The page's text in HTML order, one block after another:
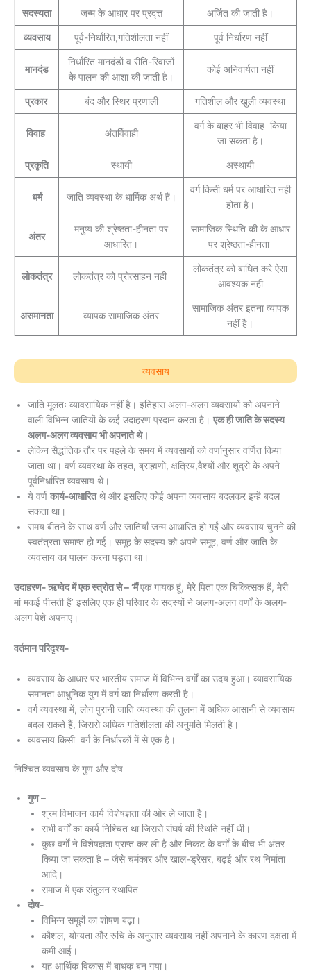
सदस्यता जन्म के आधार पर प्रद्त्त अर्जित की जाती है।
व्यवसाय पूर्व-निर्धारित,गतिशीलता नहीं पूर्व निर्धारण नहीं
मानदंड
निर्धारित मानदंडों व रीति-रिवाजों
के पालन की आशा की जाती है।
कोई अनिवार्यता नहीं
प्रकार बंद और स्थिर प्रणाली गतिशील और खुली व्यवस्था
विवाह अंतर्विवाही
वर्ग के बाहर भी विवाह किया
जा सकता है।
प्रकृति स्थायी अस्थायी
धर्म जाति व्यवस्था के धार्मिक अर्थ हैं।
वर्ग किसी धर्म पर आधारित नही
होता है।
अंतर
मनुष्य की श्रेष्ठता-हीनता पर
आधारित।
सामाजिक स्थिति की के आधार
पर श्रेष्ठता-हीनता
लोकतंत्र लोकतंत्र को प्रोत्साहन नही
लोकतंत्र को बाधित करे ऐसा
आवश्यक नही
असमानता व्यापक सामाजिक अंतर
सामाजिक अंतर इतना व्यापक
नहीं है।
व्यवसाय
जाति मूलतः व्यावसायिक नहीं है। इतिहास अलग-अलग व्यवसायों को अपनाने
वाली विभिन्न जातियों के कई उदाहरण प्रदान करता है। एक ही जाति के सदस्य
अलग-अलग व्यवसाय भी अपनाते थे।
लेकिन सैद्धांतिक तौर पर पहले के समय में व्यवसायों को वर्णानुसार वर्णित किया
जाता था। वर्ण व्यवस्था के तहत, ब्राह्मणों, क्षत्रिय,वैश्यों और शूद्रों के अपने
पूर्वनिर्धारित व्यवसाय थे।
ये वर्ण कार्य-आधारितथे और इसलिए कोई अपना व्यवसाय बदलकर इन्हें बदल
सकता था।
समय बीतने के साथ वर्ण और जातियाँ जन्म आधारित हो गईं और व्यवसाय चुनने की
स्वतंत्रता समाप्त हो गई। समूह के सदस्य को अपने समूह, वर्ण और जाति के
व्यवसाय का पालन करना पड़ता था।
उदाहरण- ऋग्वेद में एक स्त्रोत से – ‘मैंएक गायक हूं, मेरे पिता एक चिकित्सक हैं, मेरी
मां मकई पीसती हैं’ इसलिए एक ही परिवार के सदस्यों ने अलग-अलग वर्णों के अलग-
अलग पेशे अपनाए।
वर्तमान परिदृश्य-
व्यवसाय के आधार पर भारतीय समाज में विभिन्न वर्गों का उदय हुआ। व्यावसायिक
समानता आधुनिक युग में वर्ग का निर्धारण करती है।
वर्ग व्यवस्था में, लोग पुरानी जाति व्यवस्था की तुलना में अधिक आसानी से व्यवसाय
बदल सकते हैं, जिससे अधिक गतिशीलता की अनुमति मिलती है।
व्यवसाय किसी वर्ग के निर्धारकों में से एक है।
निश्चित व्यवसाय के गुण और दोष
गुण –
श्रम विभाजन कार्य विशेषज्ञता की ओर ले जाता है।
सभी वर्गों का कार्य निश्चित था जिससे संघर्ष की स्थिति नहीं थी।
कुछ वर्गों ने विशेषज्ञता प्राप्त कर ली है और निकट के वर्गों के बीच भी अंतर
किया जा सकता है – जैसे चर्मकार और खाल-ड्रेसर, बढ़ई और रथ निर्माता
आदि।
समाज में एक संतुलन स्थापित
दोष-
विभिन्न समूहों का शोषण बढ़ा।
कौशल, योग्यता और रुचि के अनुसार व्यवसाय नहीं अपनाने के कारण दक्षता में
कमी आई।
यह आर्थिक विकास में बाधक बन गया।